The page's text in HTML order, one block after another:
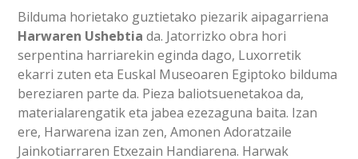
Bilduma horietako guztietako piezarik aipagarriena
Harwaren Ushebtia da. Jatorrizko obra hori
serpentina harriarekin eginda dago, Luxorretik
ekarri zuten eta Euskal Museoaren Egiptoko bilduma
bereziaren parte da. Pieza baliotsuenetakoa da,
materialarengatik eta jabea ezezaguna baita. Izan
ere, Harwarena izan zen, Amonen Adoratzaile
Jainkotiarraren Etxezain Handiarena. Harwak